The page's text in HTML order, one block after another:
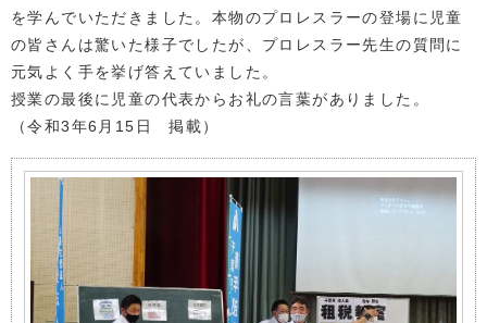
を学んでいただきました。本物のプロレスラーの登場に児童
の皆さんは驚いた様子でしたが、プロレスラー先生の質問に
元気よく手を挙げ答えていました。
授業の最後に児童の代表からお礼の言葉がありました。
（令和3年6月15日 掲載）